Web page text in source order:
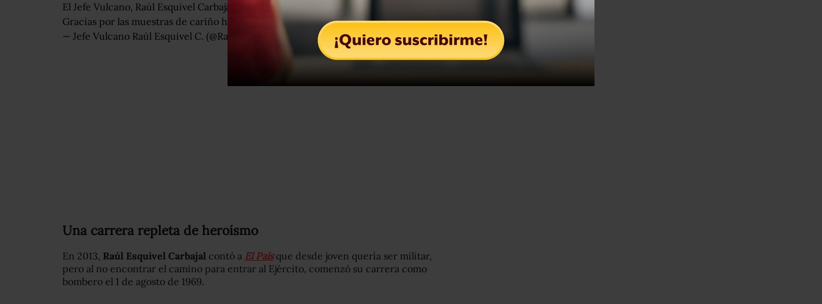
El Jefe Vulcano, Raúl Esquivel Carbajal murió a los 77 años de edad.
Gracias por las muestras de cariño hacia el.
— Jefe Vulcano Raúl Esquivel C. (@Raul_Esquivel_C)
May 24, 2022
Una carrera repleta de heroísmo
En 2013, Raúl Esquivel Carbajal contó a El Paísque desde joven quería ser militar,
pero al no encontrar el camino para entrar al Ejército, comenzó su carrera como
bombero el 1 de agosto de 1969.